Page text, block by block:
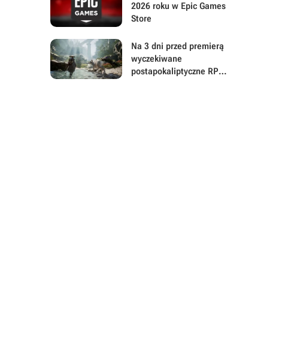
2026 roku w Epic Games
Store
Na 3 dni przed premierą
wyczekiwane
postapokaliptyczne RPG